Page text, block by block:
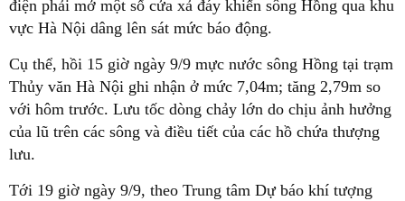
điện phải mở một số cửa xả đáy khiến sông Hồng qua khu
vực Hà Nội dâng lên sát mức báo động.
Cụ thể, hồi 15 giờ ngày 9/9 mực nước sông Hồng tại trạm
Thủy văn Hà Nội ghi nhận ở mức 7,04m; tăng 2,79m so
với hôm trước. Lưu tốc dòng chảy lớn do chịu ảnh hưởng
của lũ trên các sông và điều tiết của các hồ chứa thượng
lưu.
Tới 19 giờ ngày 9/9, theo Trung tâm Dự báo khí tượng